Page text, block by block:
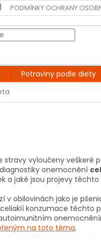
PODMÍNKY OCHRANY
Potraviny podle diety
stravy vyloučeny veškeré
onemocnění
a jaké jsou projevy
v obilovinách jako je
konzumace těchto
na toto téma.